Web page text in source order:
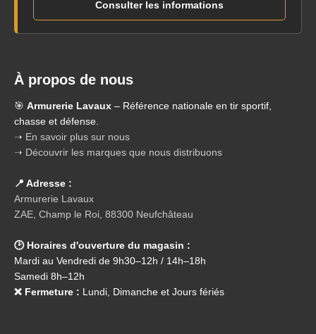
Consulter les informations
À propos de nous
🎯 Armurerie Lavaux – Référence nationale en tir sportif,
chasse et défense.
➝ En savoir plus sur nous
➝ Découvrir les marques que nous distribuons
📍 Adresse :
Armurerie Lavaux
ZAE, Champ le Roi, 88300 Neufchâteau
🕑 Horaires d'ouverture du magasin :
Mardi au Vendredi de 9h30–12h / 14h–18h
Samedi 8h–12h
❌ Fermeture : Lundi, Dimanche et Jours fériés